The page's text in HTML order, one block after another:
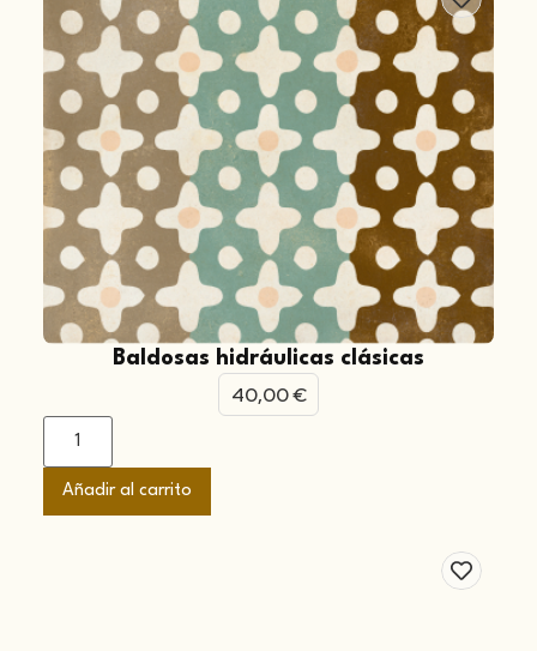
Baldosas hidráulicas clásicas
40,00€
Añadir al carrito